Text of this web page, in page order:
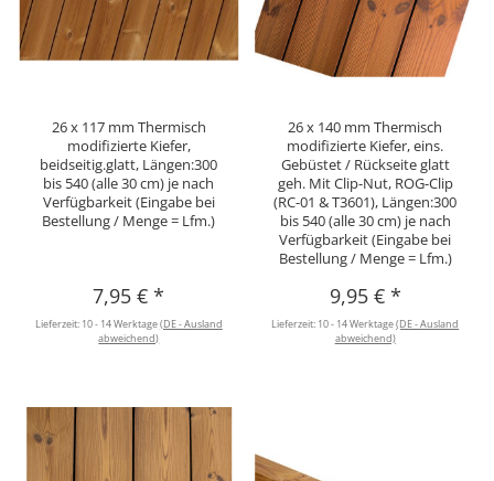
26 x 117 mm Thermisch
modifizierte Kiefer,
beidseitig.glatt, Längen:300
bis 540 (alle 30 cm) je nach
Verfügbarkeit (Eingabe bei
Bestellung / Menge = Lfm.)
7,95 €*
Lieferzeit: 10 - 14 Werktage(DE - Ausland
abweichend)
26 x 140 mm Thermisch
modifizierte Kiefer, eins.
Gebüstet / Rückseite glatt
geh. Mit Clip-Nut, ROG-Clip
(RC-01 & T3601), Längen:300
bis 540 (alle 30 cm) je nach
Verfügbarkeit (Eingabe bei
Bestellung / Menge = Lfm.)
9,95 € *
Lieferzeit: 10 - 14 Werktage(DE - Ausland
abweichend)